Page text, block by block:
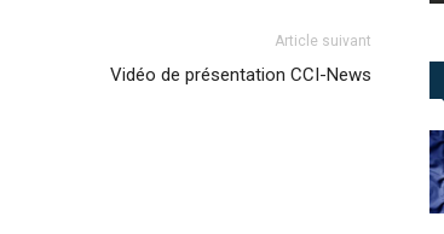
Article suivant
Vidéo de présentation CCI-News